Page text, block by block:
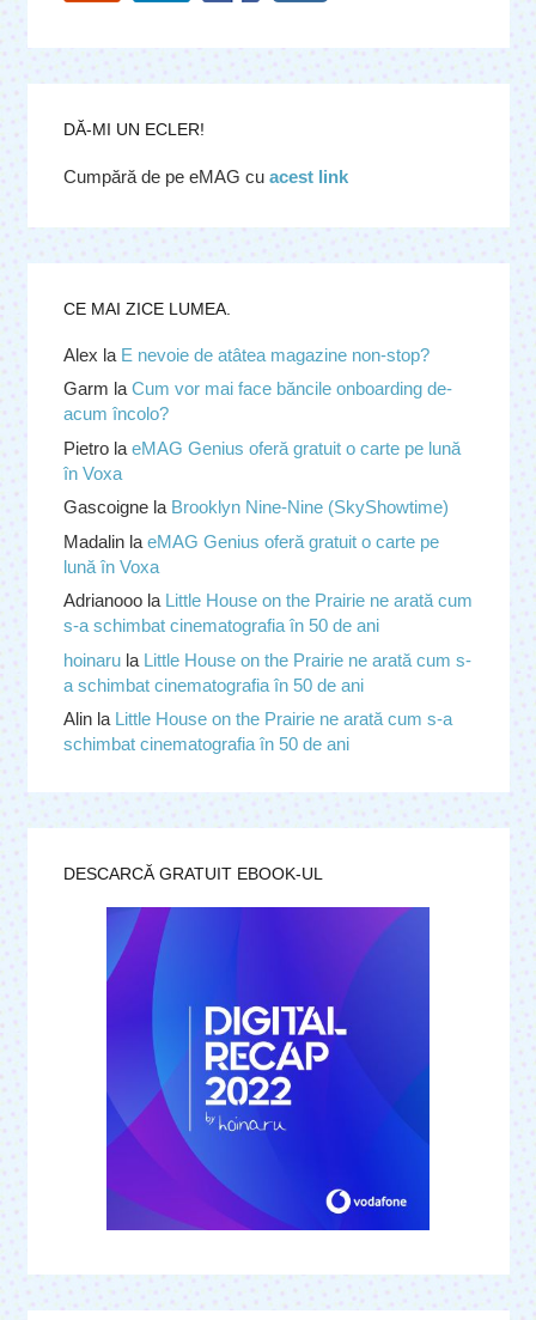
DĂ-MI UN ECLER!
Cumpără de pe eMAG cu acest link
CE MAI ZICE LUMEA.
Alex la E nevoie de atâtea magazine non-stop?
Garm laCum vor mai face băncile onboarding de-
acum încolo?
Pietrola eMAG Genius oferă gratuit o carte pe lună
în Voxa
Gascoignela Brooklyn Nine-Nine (SkyShowtime)
Madalinla eMAG Genius oferă gratuit o carte pe
lună în Voxa
Adrianooola Little House on the Prairie ne arată cum
s-a schimbat cinematografia în 50 de ani
hoinarula Little House on the Prairie ne arată cum s-
a schimbat cinematografia în 50 de ani
Alinla Little House on the Prairie ne arată cum s-a
schimbat cinematografia în 50 de ani
DESCARCĂ GRATUIT EBOOK-UL